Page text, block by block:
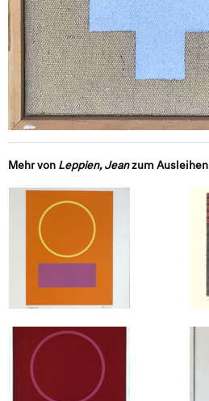
Mehr vonLeppien, Jeanzum Ausleihen